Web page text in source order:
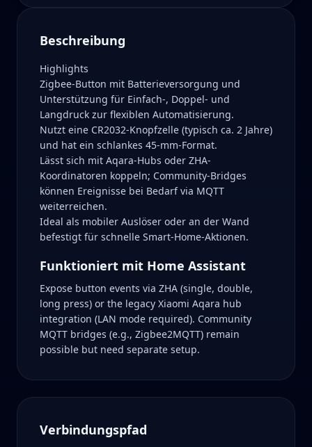
Beschreibung
Highlights
Zigbee-Button mit Batterieversorgung und
Unterstützung für Einfach-, Doppel- und
Langdruck zur flexiblen Automatisierung.
Nutzt eine CR2032-Knopfzelle (typisch ca. 2 Jahre)
und hat ein schlankes 45-mm-Format.
Lässt sich mit Aqara-Hubs oder ZHA-
Koordinatoren koppeln; Community-Bridges
können Ereignisse bei Bedarf via MQTT
weiterreichen.
Ideal als mobiler Auslöser oder an der Wand
befestigt für schnelle Smart-Home-Aktionen.
Funktioniert mit Home Assistant
Expose button events via ZHA (single, double,
long press) or the legacy Xiaomi Aqara hub
integration (LAN mode required). Community
MQTT bridges (e.g., Zigbee2MQTT) remain
possible but need separate setup.
Verbindungspfad